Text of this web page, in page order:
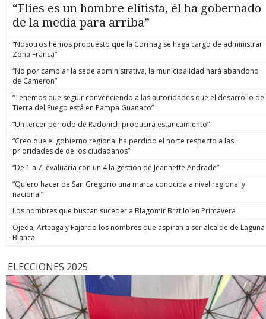
“Flies es un hombre elitista, él ha gobernado
de la media para arriba”
“Nosotros hemos propuesto que la Cormag se haga cargo de administrar
Zona Franca”
“No por cambiar la sede administrativa, la municipalidad hará abandono
de Cameron”
“Tenemos que seguir convenciendo a las autoridades que el desarrollo de
Tierra del Fuego está en Pampa Guanaco”
“Un tercer periodo de Radonich producirá estancamiento”
“Creo que el gobierno regional ha perdido el norte respecto a las
prioridades de de los ciudadanos”
“De 1 a 7, evaluaría con un 4 la gestión de Jeannette Andrade”
“Quiero hacer de San Gregorio una marca conocida a nivel regional y
nacional”
Los nombres que buscan suceder a Blagomir Brztilo en Primavera
Ojeda, Arteaga y Fajardo los nombres que aspiran a ser alcalde de Laguna
Blanca
ELECCIONES 2025